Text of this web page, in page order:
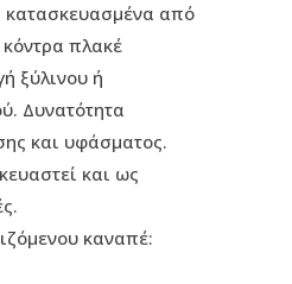
κατασκευασμένα από
πλακέ
ξύλινου ή
Δυνατότητα
και υφάσματος.
και ως
καναπέ: